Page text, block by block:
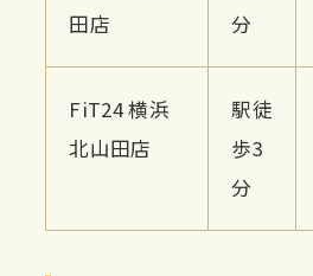
田店
分
FiT24 横浜
北山田店
駅徒
歩3
分